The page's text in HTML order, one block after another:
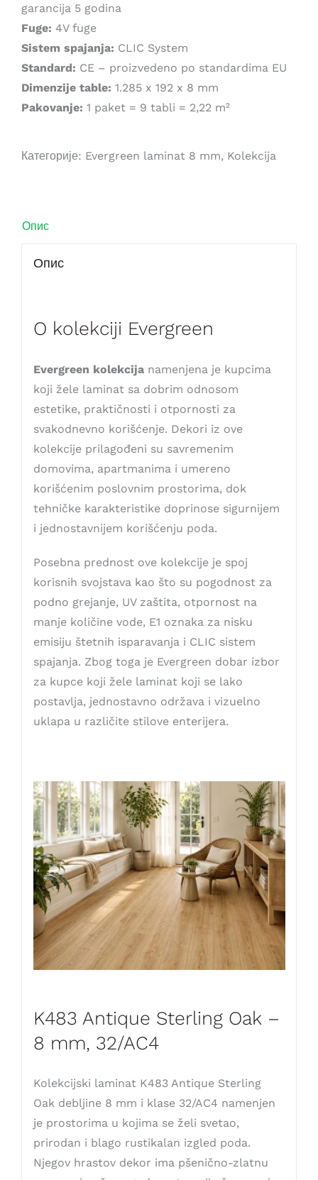
garancija 5 godina
Fuge: 4V fuge
Sistem spajanja: CLIC System
Standard: CE – proizvedeno po standardima EU
Dimenzije table: 1.285 x 192 x 8 mm
Pakovanje: 1 paket = 9 tabli = 2,22 m²
Категорије: Evergreen laminat 8 mm, Kolekcija
Опис
Опис
O kolekciji Evergreen
Evergreen kolekcijanamenjena je kupcima
koji žele laminat sa dobrim odnosom
estetike, praktičnosti i otpornosti za
svakodnevno korišćenje. Dekori iz ove
kolekcije prilagođeni su savremenim
domovima, apartmanima i umereno
korišćenim poslovnim prostorima, dok
tehničke karakteristike doprinose sigurnijem
i jednostavnijem korišćenju poda.
Posebna prednost ove kolekcije je spoj
korisnih svojstava kao što su pogodnost za
podno grejanje, UV zaštita, otpornost na
manje količine vode, E1 oznaka za nisku
emisiju štetnih isparavanja i CLIC sistem
spajanja. Zbog toga je Evergreen dobar izbor
za kupce koji žele laminat koji se lako
postavlja, jednostavno održava i vizuelno
uklapa u različite stilove enterijera.
K483 Antique Sterling Oak –
8 mm, 32/AC4
Kolekcijski laminat K483 Antique Sterling
Oak debljine 8 mm i klase 32/AC4 namenjen
je prostorima u kojima se želi svetao,
prirodan i blago rustikalan izgled poda.
Njegov hrastov dekor ima pšenično-zlatnu